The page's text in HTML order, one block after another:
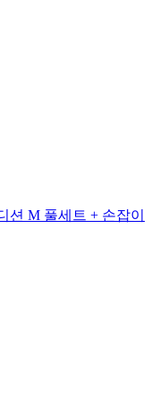
션 M 풀세트 + 손잡이